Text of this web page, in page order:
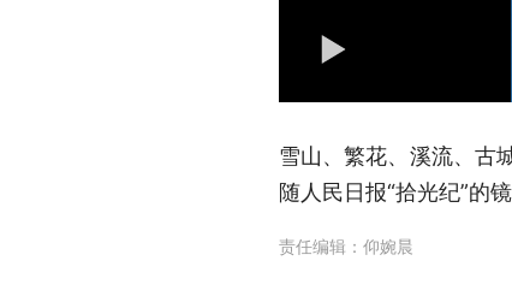
雪山、繁花、溪流、古
随人民日报“拾光纪”的
责任编辑： 仰婉晨